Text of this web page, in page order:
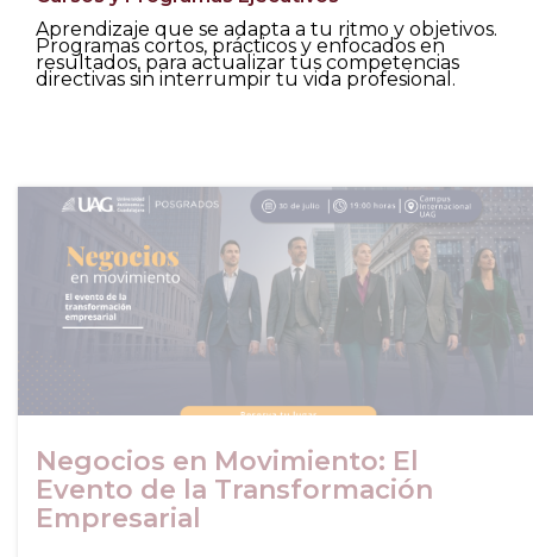
Aprendizaje que se adapta a tu ritmo y objetivos.
Programas cortos, prácticos y enfocados en
resultados, para actualizar tus competencias
directivas sin interrumpir tu vida profesional.
Negocios en Movimiento: El
Evento de la Transformación
Empresarial